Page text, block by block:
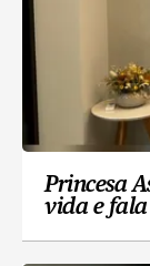
Princesa
vida e fala